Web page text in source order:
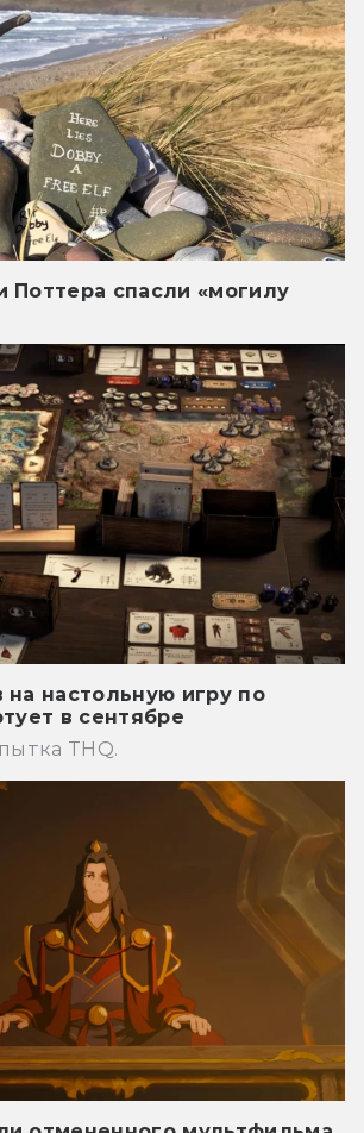
Поттера спасли «могилу
на настольную игру по
в сентябре
THQ.